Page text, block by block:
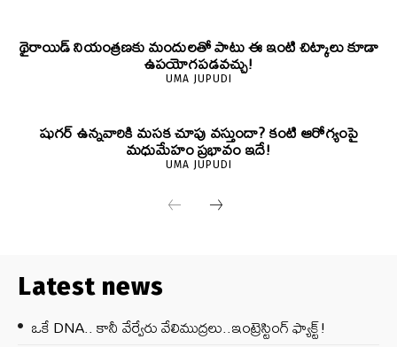
థైరాయిడ్ నియంత్రణకు మందులతో పాటు ఈ ఇంటి చిట్కాలు కూడా
ఉపయోగపడవచ్చు!
UMA JUPUDI
షుగర్ ఉన్నవారికి మసక చూపు వస్తుందా? కంటి ఆరోగ్యంపై
మధుమేహం ప్రభావం ఇదే!
UMA JUPUDI
Latest news
ఒకే DNA.. కానీ వేర్వేరు వేలిముద్రలు..ఇంట్రెస్టింగ్ ఫ్యాక్ట్!